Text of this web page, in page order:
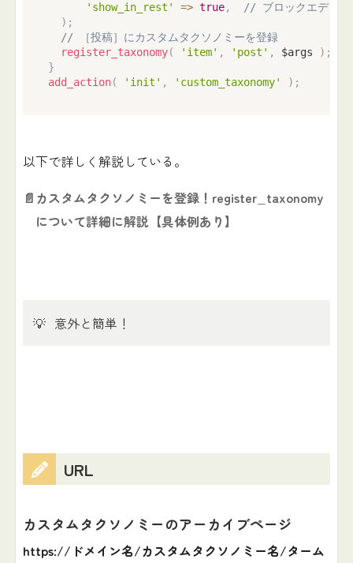
'show_in_rest'
=> true,
// ブロックエディタ
) ;
// ［投稿］にカスタムタクソノミーを登録
register_taxonomy( 'item' , 'post' , $args ) ;
}
add_action( 'init' , 'custom_taxonomy' ) ;
以下で詳しく解説している。
📄 カスタムタクソノミーを登録！register_taxonomy
について詳細に解説【具体例あり】
💡 意外と簡単！
URL
カスタムタクソノミーのアーカイブページ
https://ドメイン名/カスタムタクソノミー名/ターム